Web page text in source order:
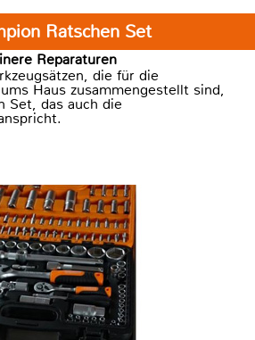
Ratschen Set
Reparaturen
die für die
Haus zusammengestellt sind,
Set, das auch die